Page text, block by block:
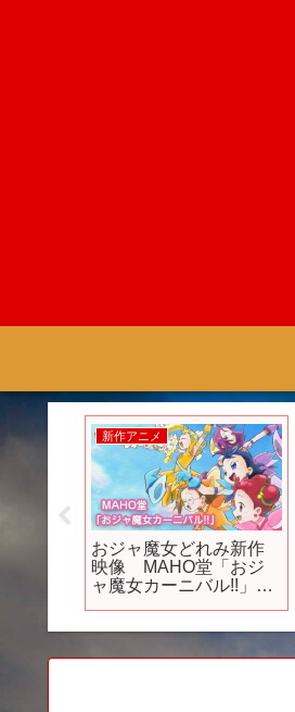
新作アニメ
おジャ魔女どれみ新作
映像 MAHO堂「おジ
ャ魔女カーニバル!!」#